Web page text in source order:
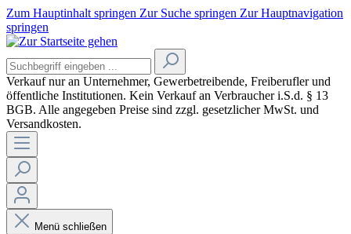
Zum Hauptinhalt springen Zur Suche springen Zur Hauptnavigation
springen
Verkauf nur an Unternehmer, Gewerbetreibende, Freiberufler und
öffentliche Institutionen. Kein Verkauf an Verbraucheri.S.d. § 13
BGB. Alle angegeben Preise sind zzgl. gesetzlicher MwSt. und
Versandkosten.
Menü schließen